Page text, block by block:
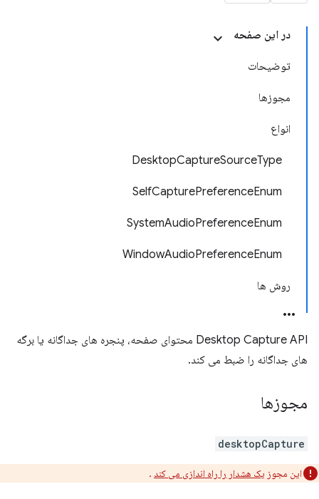
در این صفحه
توضیحات
مجوزها
انواع
DesktopCaptureSourceType
SelfCapturePreferenceEnum
SystemAudioPreferenceEnum
WindowAudioPreferenceEnum
روش ها
Desktop Capture API محتوای صفحه، پنجره های جداگانه یا برگه
های جداگانه را ضبط می کند.
مجوزها
desktopCapture
این مجوز یک هشدار را راه اندازی می کند .